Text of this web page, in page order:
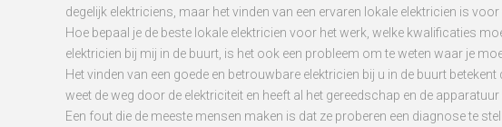
degelijk elektriciens, maar het vinden van een ervaren lokale elektricien is voor
Hoe bepaal je de beste lokale elektricien voor het werk, welke kwalificaties
elektricien bij mij in de buurt, is het ook een probleem om te weten waar je
Het vinden van een goede en betrouwbare elektricien bij u in de buurt
weet de weg door de elektriciteit en heeft al het gereedschap en de
Een fout die de meeste mensen maken is dat ze proberen een diagnose te